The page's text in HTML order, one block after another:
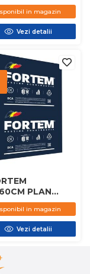
in magazin
Vezi detalii
PLAN
in magazin
Vezi detalii